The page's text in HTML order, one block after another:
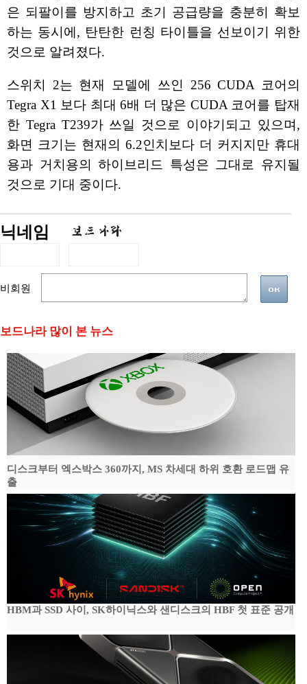
은 되팔이를 방지하고 초기 공급량을 충분히 확보
하는 동시에, 탄탄한 런칭 타이틀을 선보이기 위한
것으로 알려졌다.
스위치 2는 현재 모델에 쓰인 256 CUDA 코어의
Tegra X1 보다 최대 6배 더 많은 CUDA 코어를 탑재
한 Tegra T239가 쓰일 것으로 이야기되고 있으며,
화면 크기는 현재의 6.2인치보다 더 커지지만 휴대
용과 거치용의 하이브리드 특성은 그대로 유지될
것으로 기대 중이다.
닉네임
비회원
보드나라 많이 본 뉴스
디스크부터 엑스박스 360까지, MS 차세대 하위 호환 로드맵 유
출
HBM과 SSD 사이, SK하이닉스와 샌디스크의 HBF 첫 표준 공개